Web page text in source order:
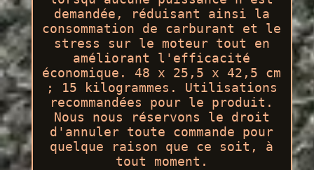
demandée, réduisant ainsi la
consommation de carburant et le
stress sur le moteur tout en
améliorant l'efficacité
économique. 48 x 25,5 x 42,5 cm
; 15 kilogrammes. Utilisations
recommandées pour le produit.
Nous nous réservons le droit
d'annuler toute commande pour
quelque raison que ce soit, à
tout moment.